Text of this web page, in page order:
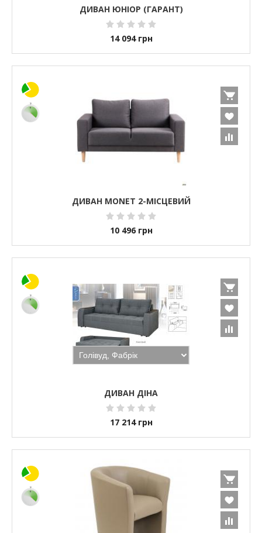
ДИВАН ЮНІОР (ГАРАНТ)
14 094 грн
ДИВАН MONET 2-МІСЦЕВИЙ
10 496 грн
ДИВАН ДІНА
17 214 грн